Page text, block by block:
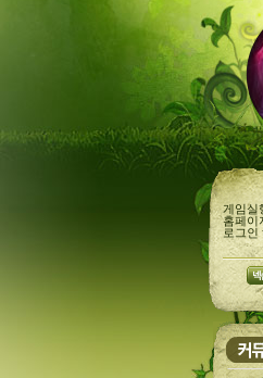
게임실
홈페이
로그인